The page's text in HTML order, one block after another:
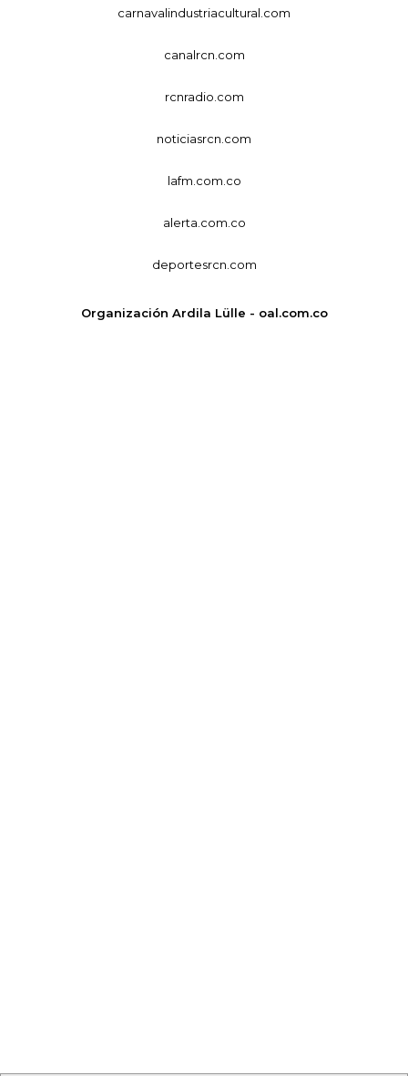
carnavalindustriacultural.com
canalrcn.com
rcnradio.com
noticiasrcn.com
lafm.com.co
alerta.com.co
deportesrcn.com
Organización Ardila Lülle - oal.com.co